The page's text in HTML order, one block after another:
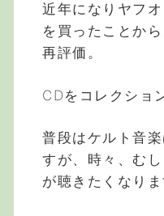
近年になりヤフ
を買ったことか
再評価。
CDをコレクショ
普段はケルト音
すが、時々、む
が聴きたくなりま